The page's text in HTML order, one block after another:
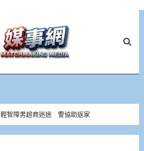
輕智障男超商迷途 警協助返家